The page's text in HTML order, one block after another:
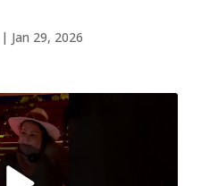
| Jan 29, 2026